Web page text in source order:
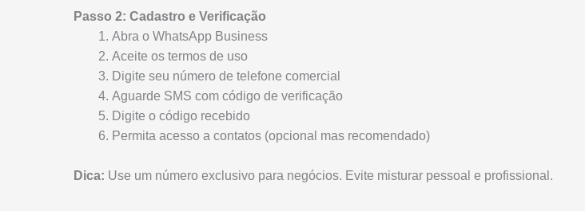
Passo 2: Cadastro e Verificação
Abra o WhatsApp Business
Aceite os termos de uso
Digite seu número de telefone comercial
Aguarde SMS com código de verificação
Digite o código recebido
Permita acesso a contatos (opcional mas recomendado)
Dica: Use um número exclusivo para negócios. Evite misturar pessoal e profissional.